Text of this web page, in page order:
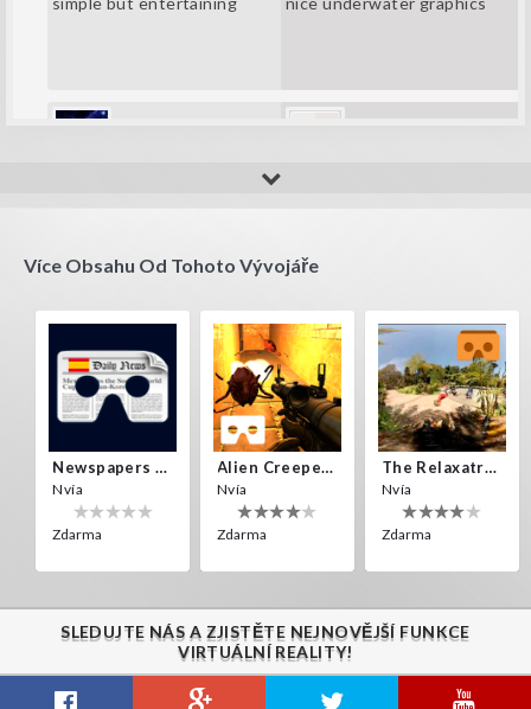
Více Obsahu Od Tohoto Vývojáře
Newspapers Spain VR
Nvía
Zdarma
Alien Creepers VR
Nvía
Zdarma
The Relaxatron
Nvía
Zdarma
SLEDUJTE NÁS A ZJISTĚTE NEJNOVĚJŠÍ FUNKCE
VIRTUÁLNÍ REALITY!